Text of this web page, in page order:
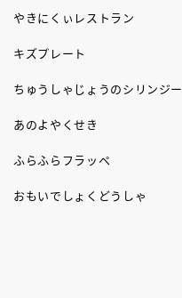
やきにくぃレストラン
キズプレート
ちゅうしゃじょうのシリンジー
あのよやくせき
ふらふらフラッペ
おもいでしょくどうしゃ